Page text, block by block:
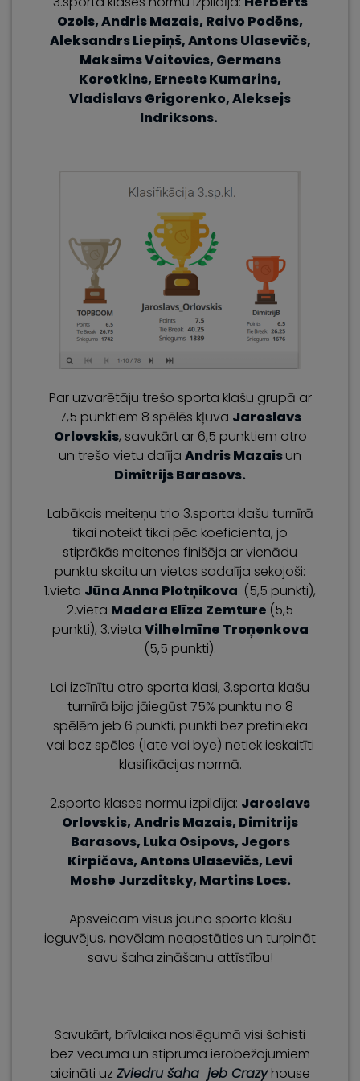
Ozols, Andris Mazais, Raivo Podēns,
Aleksandrs Liepiņš, Antons Ulasevičs,
Maksims Voitovics, Germans
Korotkins, Ernests Kumarins,
Vladislavs Grigorenko, Aleksejs
Indriksons.
Par uzvarētāju trešo sporta klašu grupā ar
7,5 punktiem 8 spēlēs kļuva Jaroslavs
Orlovskis, savukārt ar 6,5 punktiem otro
un trešo vietu dalīja Andris Mazaisun
Dimitrijs Barasovs.
Labākais meiteņu trio 3.sporta klašu turnīrā
tikai noteikt tikai pēc koeficienta, jo
stiprākās meitenes finišēja ar vienādu
punktu skaitu un vietas sadalīja sekojoši:
1.vieta Jūna Anna Plotņikova (5,5 punkti),
2.vieta Madara Elīza Zemture (5,5
punkti), 3.vieta Vilhelmīne Troņenkova
(5,5 punkti).
Lai izcīnītu otro sporta klasi, 3.sporta klašu
turnīrā bija jāiegūst 75% punktu no 8
spēlēm jeb 6 punkti, punkti bez pretinieka
vai bez spēles (late vai bye) netiek ieskaitīti
klasifikācijas normā.
2.sporta klases normu izpildīja: Jaroslavs
Orlovskis, Andris Mazais, Dimitrijs
Barasovs, Luka Osipovs, Jegors
Kirpičovs, Antons Ulasevičs, Levi
Moshe Jurzditsky, Martins Locs.
Apsveicam visus jauno sporta klašu
ieguvējus, novēlam neapstāties un turpināt
savu šaha zināšanu attīstību!
Savukārt, brīvlaika noslēgumā visi šahisti
bez vecuma un stipruma ierobežojumiem
aicināti uz Zviedru šaha jeb Crazyhouse